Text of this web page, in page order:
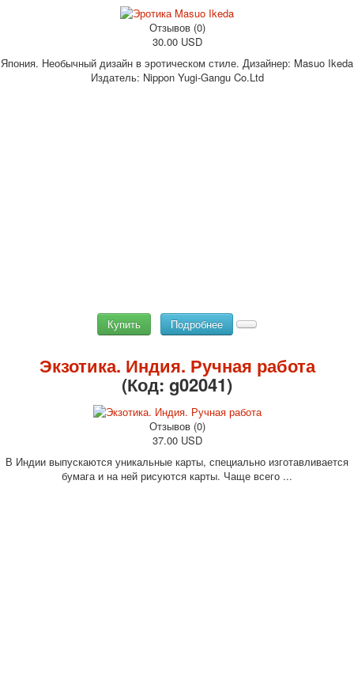
Новости
Отзывов (0)
30.00 USD
Япония. Необычный дизайн в эротическом стиле. Дизайнер: Masuo Ikeda
Издатель: Nippon Yugi-Gangu Co.Ltd
Купить Подробнее
Экзотика. Индия. Ручная работа
(Код: g02041)
Отзывов (0)
37.00 USD
В Индии выпускаются уникальные карты, специально изготавливается
бумага и на ней рисуются карты. Чаще всего ...